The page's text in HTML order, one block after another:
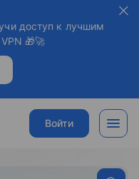
доступ к лучшим
🎁🚀
Войти